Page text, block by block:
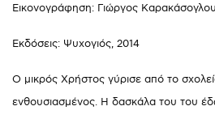
Εικονογράφηση: Γιώργος Καρακάσογλου
Εκδόσεις: Ψυχογιός, 2014
Ο μικρός Χρήστος γύρισε από το
ενθουσιασμένος. Η δασκάλα του του